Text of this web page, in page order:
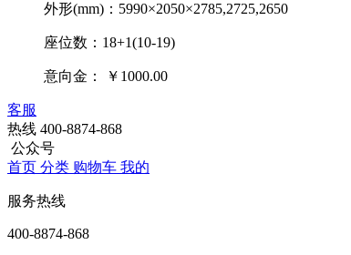
外形(mm)：5990×2050×2785,2725,2650
座位数：18+1(10-19)
意向金： ￥1000.00
客服
热线 400-8874-868
公众号
首页 分类 购物车 我的
服务热线
400-8874-868